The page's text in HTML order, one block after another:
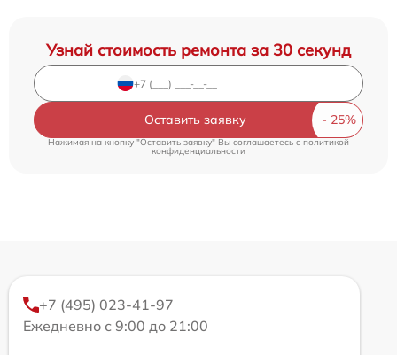
Узнай стоимость ремонта за 30 секунд
Оставить заявку
Нажимая на кнопку "Оставить заявку" Вы соглашаетесь c политикой
конфиденциальности
+7 (495) 023-41-97
Ежедневно с 9:00 до 21:00